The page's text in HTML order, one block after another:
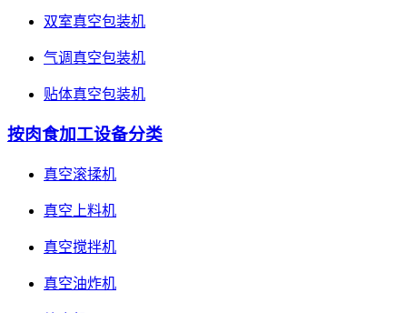
双室真空包装机
气调真空包装机
贴体真空包装机
按肉食加工设备分类
真空滚揉机
真空上料机
真空搅拌机
真空油炸机